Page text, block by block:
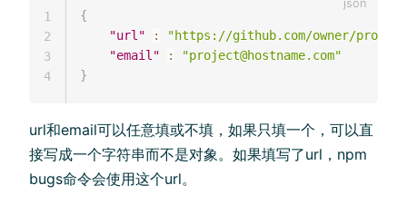
{
"url"
:
"https://github.com/owner/
"email"
:
"project@hostname.com"
}
1
2
3
4
url和email可以任意填或不填，如果只填一个，可以直
接写成一个字符串而不是对象。如果填写了url，npm
bugs命令会使用这个url。